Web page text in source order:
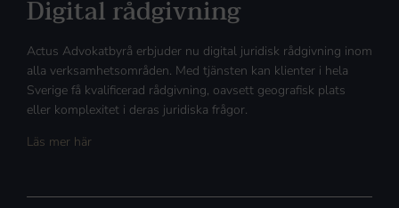
Digital rådgivning
Actus Advokatbyrå erbjuder nu digital juridisk rådgivning inom
alla verksamhetsområden. Med tjänsten kan klienter i hela
Sverige få kvalificerad rådgivning, oavsett geografisk plats
eller komplexitet i deras juridiska frågor.
Läs mer här